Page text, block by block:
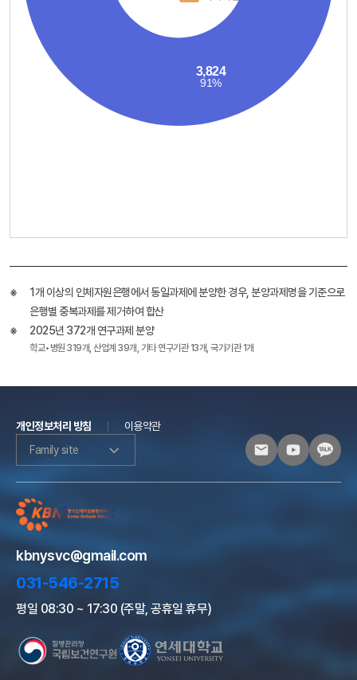
1개 이상의 인체자원은행에서 동일과제에 분양한 경우, 분양과제명을 기준으로
은행별 중복과제를 제거하여 합산
2025년 372개 연구과제 분양
학교•병원 319개, 산업계 39개, 기타 연구기관 13개, 국가기관 1개
개인정보처리 방침
이용약관
Family site
kbnysvc@gmail.com
031-546-2715
평일 08:30 ~ 17:30 (주말, 공휴일 휴무)